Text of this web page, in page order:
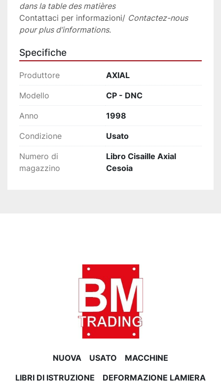
dans la table des matières
Contattaci per informazioni/ Contactez-nous
pour plus d’informations.
Specifiche
Produttore AXIAL
Modello CP - DNC
Anno 1998
Condizione Usato
Numero di
magazzino
Libro Cisaille Axial
Cesoia
NUOVA USATO
MACCHINE
LIBRI DI ISTRUZIONE
DEFORMAZIONE LAMIERA